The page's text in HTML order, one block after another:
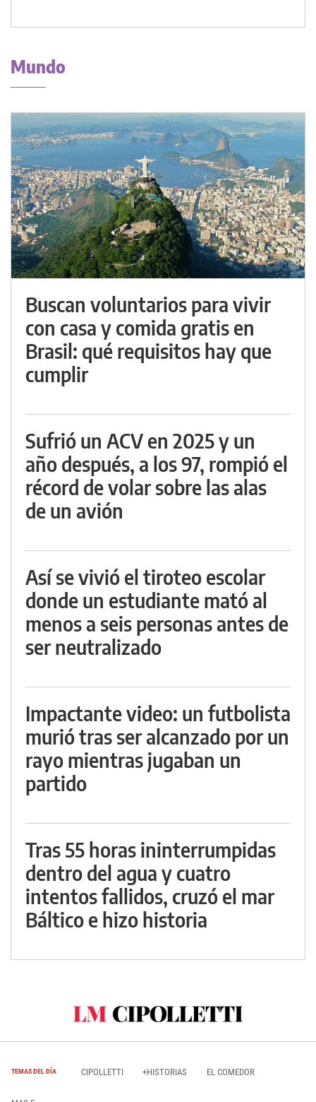
Mundo
Buscan voluntarios para vivir
con casa y comida gratis en
Brasil: qué requisitos hay que
cumplir
Sufrió un ACV en 2025 y un
año después, a los 97, rompió el
récord de volar sobre las alas
de un avión
Así se vivió el tiroteo escolar
donde un estudiante mató al
menos a seis personas antes de
ser neutralizado
Impactante video: un futbolista
murió tras ser alcanzado por un
rayo mientras jugaban un
partido
Tras 55 horas ininterrumpidas
dentro del agua y cuatro
intentos fallidos, cruzó el mar
Báltico e hizo historia
TEMAS DEL DÍA CIPOLLETTI +HISTORIAS EL COMEDOR